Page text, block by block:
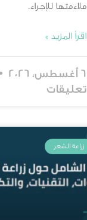
ملاءمتها للإجراء.
اقرأ المزيد »
6 أغسطس، 2026
تعليقات
زراعة الشعر